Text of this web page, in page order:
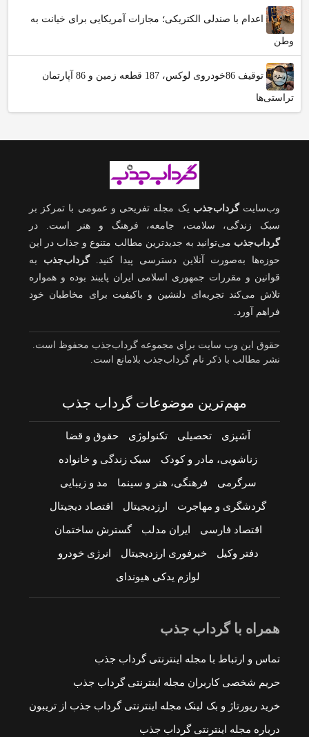
اعدام با صندلی الکتریکی؛ مجازات آمریکایی برای خیانت به
وطن
توقیف 86خودروی لوکس، 187 قطعه زمین و 86 آپارتمان
تراستی‌ها
وب‌سایتگرداب‌جذب یک مجله تفریحی و عمومی با تمرکز بر
سبک زندگی، سلامت، جامعه، فرهنگ و هنر است. در
گرداب‌جذب می‌توانید به جدیدترین مطالب متنوع و جذاب در این
حوزه‌ها به‌صورت آنلاین دسترسی پیدا کنید.گرداب‌جذب به
قوانین و مقررات جمهوری اسلامی ایران پایبند بوده و همواره
تلاش می‌کند تجربه‌ای دلنشین و باکیفیت برای مخاطبان خود
فراهم آورد.
حقوق این وب سایت برای مجموعه گرداب‌جذب محفوظ است.
نشر مطالب با ذکر نام گرداب‌جذب بلامانع است.
مهم‌ترین موضوعات گرداب جذب
آشپزی تحصیلی تکنولوژی حقوق و قضا
زناشویی، مادر و کودک سبک زندگی و خانواده
سرگرمی فرهنگی، هنر و سینما مد و زیبایی
گردشگری و مهاجرت ارزدیجیتال اقتصاد دیجیتال
اقتصاد فارسی ایران مدلب گسترش ساختمان
دفتر وکیل خبرفوری ارزدیجیتال انرژی خودرو
لوازم یدکی هیوندای
همراه با گرداب جذب
تماس و ارتباط با مجله اینترنتی گرداب جذب
حریم شخصی کاربران مجله اینترنتی گرداب جذب
خرید رپورتاژ و بک لینک مجله اینترنتی گرداب جذب از تریبون
درباره مجله اینترنتی گرداب جذب